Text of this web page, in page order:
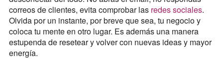
correos de clientes, evita comprobar las redes sociales.
Olvida por un instante, por breve que sea, tu negocio y
coloca tu mente en otro lugar. Es además una manera
estupenda de resetear y volver con nuevas ideas y mayor
energía.